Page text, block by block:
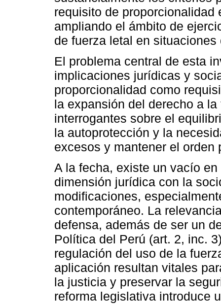
requisito de
ampliando el ámbito de
de fuerza letal en
El problema central de esta
implicaciones jurídicas y
proporcionalidad como
la expansión del derecho a
interrogantes sobre el
la autoprotección y la
excesos y mantener el orden
A la fecha, existe un vacío
dimensión jurídica con la
modificaciones,
contemporáneo. La
defensa, además de ser un
Política del Perú (art. 2, inc.
regulación del uso de la
aplicación resultan vitales
la justicia y preservar la
reforma legislativa introduce